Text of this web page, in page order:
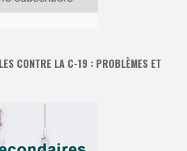
CONTRE LA C-19 : PROBLÈMES ET